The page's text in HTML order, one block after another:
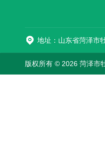
地址：山东省菏泽市
版权所有 © 2026 菏泽市